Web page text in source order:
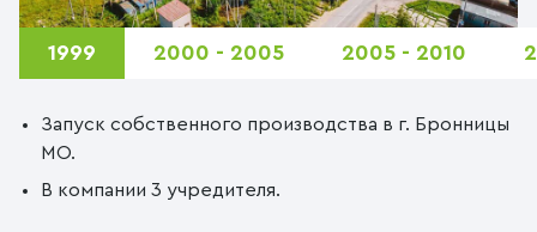
1999 2000 - 2005 2005 - 2010
Запуск собственного производства в г. Бронницы
МО.
В компании 3 учредителя.